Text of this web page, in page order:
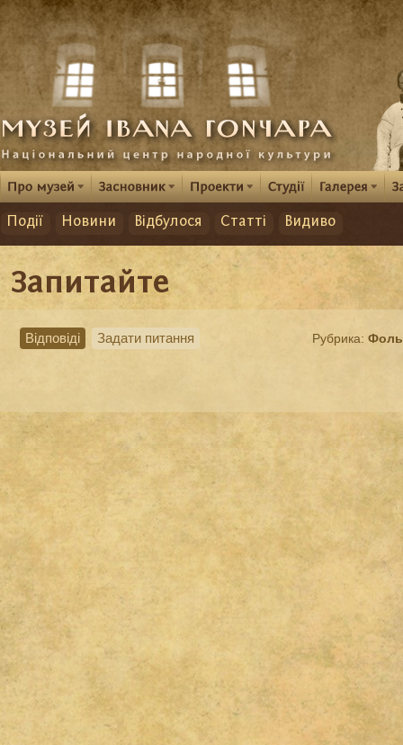
Події Новини Відбулося Статті Видиво
Запитайте
Відповіді Задати питання Рубрика: